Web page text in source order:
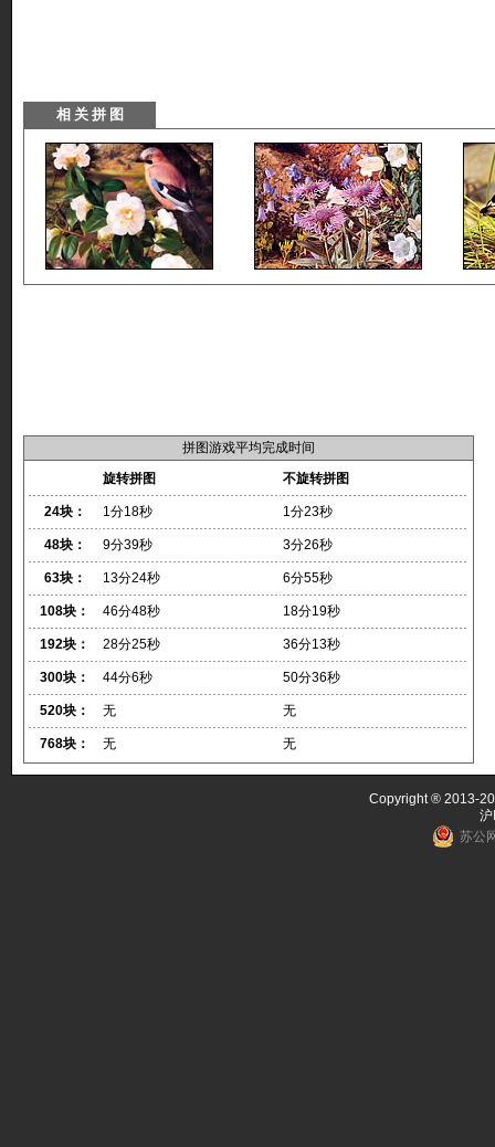
拼图游戏平均完成时间
旋转拼图
不旋转拼图
24块： 1分18秒 1分23秒
48块： 9分39秒 3分26秒
63块： 13分24秒 6分55秒
108块： 46分48秒 18分19秒
192块： 28分25秒 36分13秒
300块： 44分6秒 50分36秒
520块： 无 无
768块： 无 无
Copyright ® 2013-
苏公